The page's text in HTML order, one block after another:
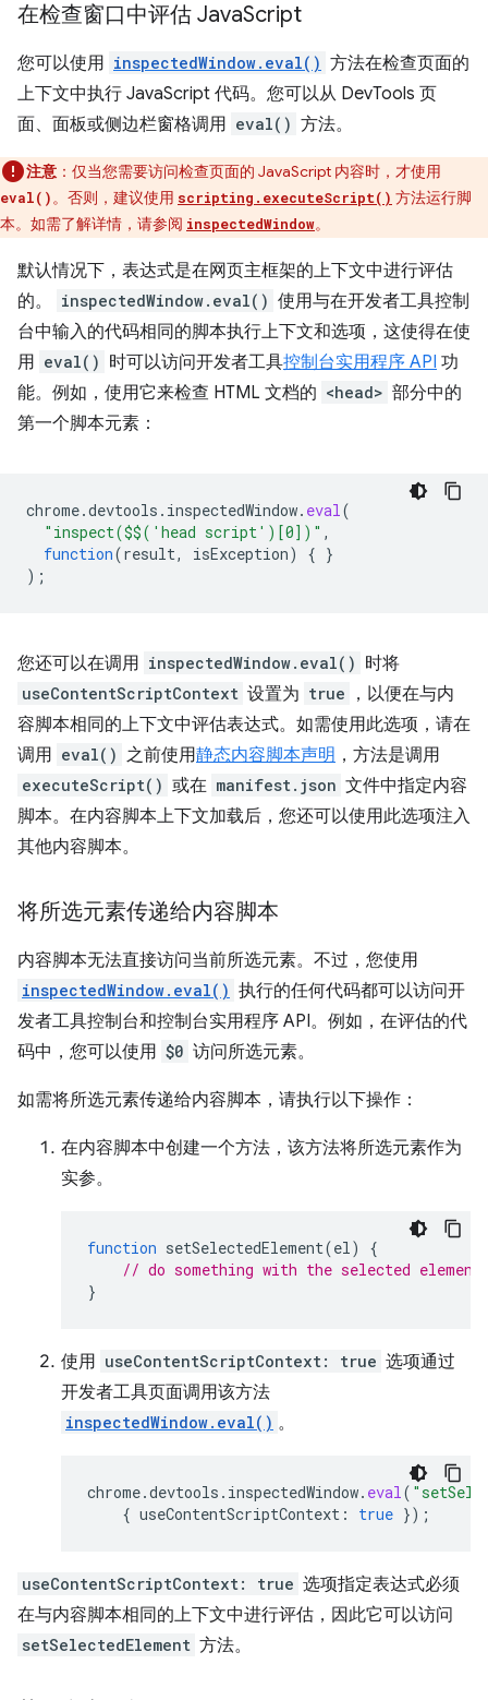
在检查窗口中评估 JavaScript
您可以使用 inspectedWindow.eval() 方法在检查页面的
上下文中执行 JavaScript 代码。您可以从 DevTools 页
面、面板或侧边栏窗格调用 eval() 方法。
注意 ：仅当您需要访问检查页面的 JavaScript 内容时，才使用
eval()。否则，建议使用 scripting.executeScript() 方法运行脚
本。如需了解详情，请参阅 inspectedWindow。
默认情况下，表达式是在网页主框架的上下文中进行评估
的。
inspectedWindow.eval() 使用与在开发者工具控制
台中输入的代码相同的脚本执行上下文和选项，这使得在使
用 eval() 时可以访问开发者工具控制台实用程序 API 功
能。例如，使用它来检查 HTML 文档的 <head> 部分中的
第一个脚本元素：
chrome.devtools . inspectedWindow. eval(
"inspect($$('head script')[0])" ,
function(result, isException) { }
);
您还可以在调用 inspectedWindow.eval() 时将
useContentScriptContext 设置为 true
，以便在与内
容脚本相同的上下文中评估表达式。如需使用此选项，请在
调用 eval() 之前使用静态内容脚本声明 ，方法是调用
executeScript() 或在 manifest.json 文件中指定内容
脚本。在内容脚本上下文加载后，您还可以使用此选项注入
其他内容脚本。
将所选元素传递给内容脚本
内容脚本无法直接访问当前所选元素。不过，您使用
inspectedWindow.eval() 执行的任何代码都可以访问开
发者工具控制台和控制台实用程序 API。例如，在评估的代
码中，您可以使用 $0 访问所选元素。
如需将所选元素传递给内容脚本，请执行以下操作：
在内容脚本中创建一个方法，该方法将所选元素作为
实参。
function setSelectedElement(el)
{
// do something with the selected element
}
使用 useContentScriptContext: true 选项通过
开发者工具页面调用该方法
inspectedWindow.eval() 。
chrome.devtools . inspectedWindow. eval(
{ useContentScriptContext : true });
useContentScriptContext: true 选项指定表达式必须
在与内容脚本相同的上下文中进行评估，因此它可以访问
setSelectedElement 方法。